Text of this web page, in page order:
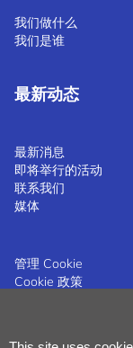
我们做什么
我们是谁
最新动态
最新消息
即将举行的活动
联系我们
媒体
管理 Cookie
Cookie 政策